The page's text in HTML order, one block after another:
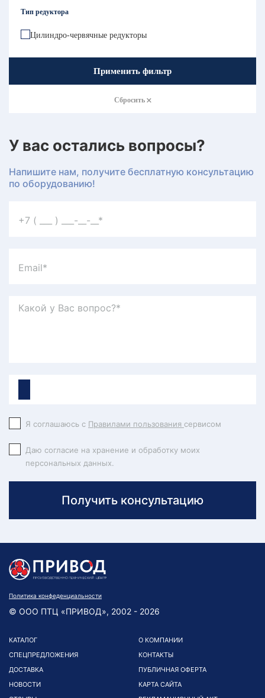
Тип редуктора
Цилиндро-червячные редукторы
Применить фильтр
Сбросить
У вас остались вопросы?
Напишите нам, получите бесплатную консультацию
по оборудованию!
Я соглашаюсь с Правилами пользования сервисом
Даю согласие на хранение и обработку моих
персональных данных.
Получить консультацию
Политика конфеденциальности
© ООО ПТЦ «ПРИВОД», 2002 - 2026
КАТАЛОГ
СПЕЦПРЕДЛОЖЕНИЯ
ДОСТАВКА
НОВОСТИ
О КОМПАНИИ
КОНТАКТЫ
ПУБЛИЧНАЯ ОФЕРТА
КАРТА САЙТА